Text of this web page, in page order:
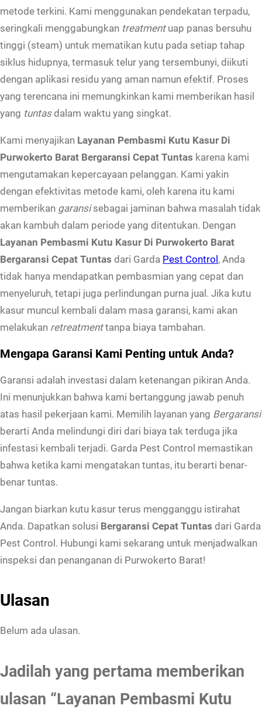
o
B
a
r
a
t
B
e
r
g
a
r
a
n
s
i
C
e
p
t
T
u
t
a
s
metode terkini. Kami menggunakan pendekatan terpadu,
seringkali menggabungkan treatmentuap panas bersuhu
tinggi (steam) untuk mematikan kutu pada setiap tahap
siklus hidupnya, termasuk telur yang tersembunyi, diikuti
dengan aplikasi residu yang aman namun efektif. Proses
yang terencana ini memungkinkan kami memberikan hasil
yang tuntasdalam waktu yang singkat.
Kami menyajikan Layanan Pembasmi Kutu Kasur Di
Purwokerto Barat Bergaransi Cepat Tuntas karena kami
mengutamakan kepercayaan pelanggan. Kami yakin
dengan efektivitas metode kami, oleh karena itu kami
memberikan garansisebagai jaminan bahwa masalah tidak
akan kambuh dalam periode yang ditentukan. Dengan
Layanan Pembasmi Kutu Kasur Di Purwokerto Barat
Bergaransi Cepat Tuntas dari Garda Pest Control, Anda
tidak hanya mendapatkan pembasmian yang cepat dan
menyeluruh, tetapi juga perlindungan purna jual. Jika kutu
kasur muncul kembali dalam masa garansi, kami akan
melakukan retreatmenttanpa biaya tambahan.
Mengapa Garansi Kami Penting untuk Anda?
Garansi adalah investasi dalam ketenangan pikiran Anda.
Ini menunjukkan bahwa kami bertanggung jawab penuh
atas hasil pekerjaan kami. Memilih layanan yang Bergaransi
berarti Anda melindungi diri dari biaya tak terduga jika
infestasi kembali terjadi. Garda Pest Control memastikan
bahwa ketika kami mengatakan tuntas, itu berarti benar-
benar tuntas.
Jangan biarkan kutu kasur terus mengganggu istirahat
Anda. Dapatkan solusi Bergaransi Cepat Tuntas dari Garda
Pest Control. Hubungi kami sekarang untuk menjadwalkan
inspeksi dan penanganan di Purwokerto Barat!
Ulasan
Belum ada ulasan.
Jadilah yang pertama memberikan
ulasan “Layanan Pembasmi Kutu